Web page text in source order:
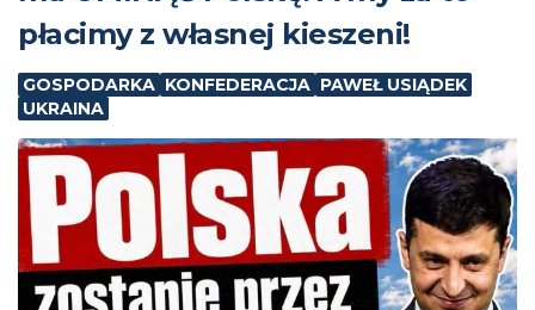
płacimy z własnej kieszeni!
GOSPODARKA KONFEDERACJA PAWEŁ USIĄDEK
UKRAINA